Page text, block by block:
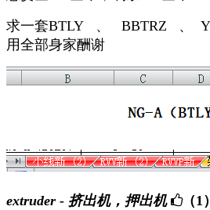
求一套BTLY 、 BBTRZ 、
用全部身家酬谢
extruder - 挤出机，押出机 （1）